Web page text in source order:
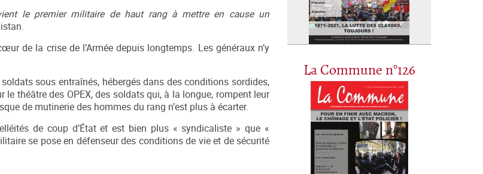
La Commune n°126
le premier militaire de haut rang à mettre en cause un
de la crise de l’Armée depuis longtemps. Les généraux n’y
sous entraînés, hébergés dans des conditions sordides,
théâtre des OPEX, des soldats qui, à la longue, rompent leur
de mutinerie des hommes du rang n’est plus à écarter.
de coup d’État et est bien plus « syndicaliste » que «
se pose en défenseur des conditions de vie et de sécurité